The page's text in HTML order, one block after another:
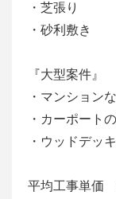
・芝張り
・砂利敷き
『大型案件』
・マンション
・カーポート
・ウッドデッ
平均工事単価